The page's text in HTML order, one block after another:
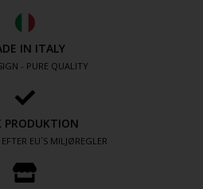
IN ITALY
- PURE QUALITY
PRODUKTION
EU´S MILJØREGLER